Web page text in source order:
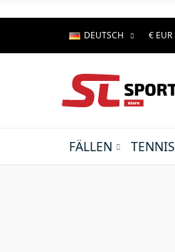
DEUTSCH € EUR
FÄLLEN TENNIS